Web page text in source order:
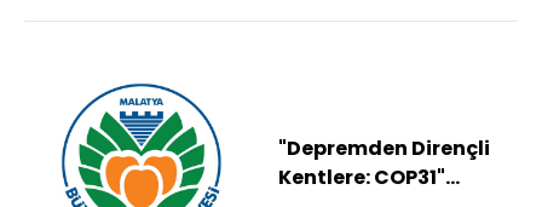
"Depremden Dirençli
Kentlere: COP31"